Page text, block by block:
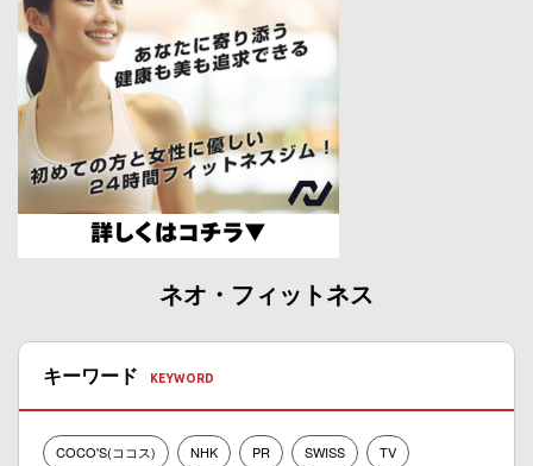
ネオ・フィットネス
キーワード
COCO'S(ココス) NHK PR SWISS TV